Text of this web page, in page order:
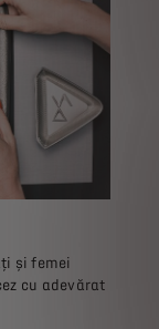
și femei
cu adevărat